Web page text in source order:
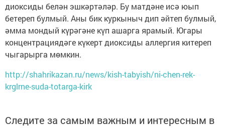
диоксиды белән эшкәртәләр. Бу матдәне исә юып
бетереп булмый. Аны бик куркыныч дип әйтеп булмый,
әмма мондый күрәгәне күп ашарга ярамый. Югары
концентрациядәге күкерт диоксиды аллергия китереп
чыгарырга мөмкин.
http://shahrikazan.ru/news/kish-tabyish/ni-chen-rek-
krglrne-suda-totarga-kirk
Следите за самым важным и интересным в